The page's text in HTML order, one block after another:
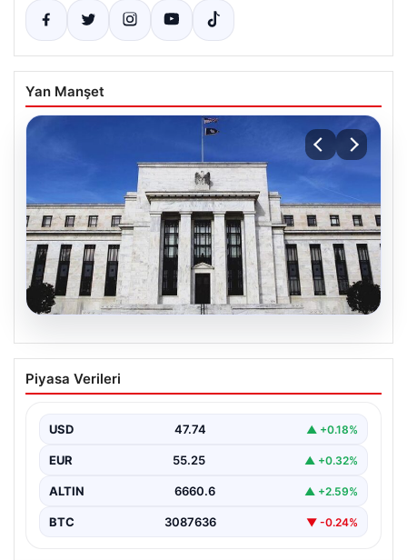
Yan Manşet
08.08.2026
Fed faizi sabit tuttu
{"title": "ABD Merkez Bankası Faizleri Sabit Tuttu",
Piyasa Verileri
USD 47.74 ▲ +0.18%
EUR 55.25 ▲ +0.32%
ALTIN 6660.6 ▲ +2.59%
BTC 3087636 ▼ -0.24%